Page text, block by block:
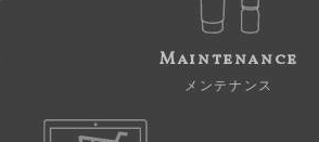
Maintenance
メンテナンス